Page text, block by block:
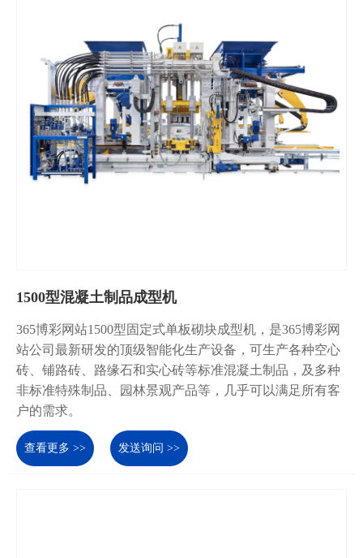
1500型混凝土制品成型机
365博彩网站1500型固定式单板砌块成型机，是365博彩网
站公司最新研发的顶级智能化生产设备，可生产各种空心
砖、铺路砖、路缘石和实心砖等标准混凝土制品，及多种
非标准特殊制品、园林景观产品等，几乎可以满足所有客
户的需求。
查看更多 >> 发送询问 >>